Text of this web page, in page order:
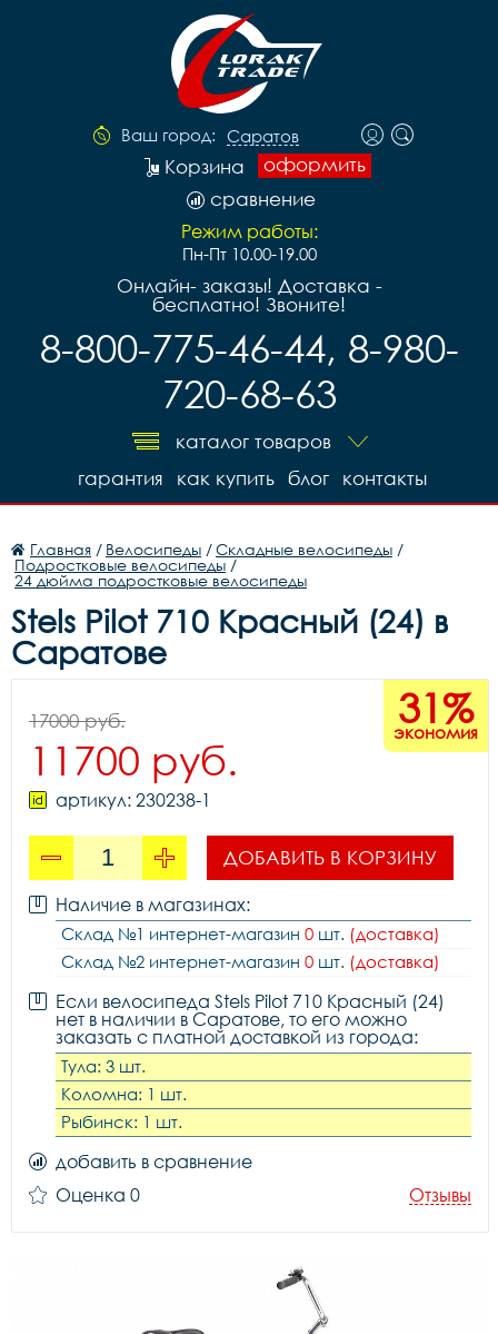
Ваш город: Саратов
оформить
Корзина
сравнение
Режим работы:
Пн-Пт 10.00-19.00
Онлайн- заказы! Доставка -
бесплатно! Звоните!
8-800-775-46-44, 8-980-
720-68-63
каталог товаров
контакты
блог
как купить
гарантия
Главная / Велосипеды /Складные велосипеды /
Подростковые велосипеды /
24 дюйма подростковые велосипеды
Stels Pilot 710 Красный (24) в
Саратове
31%
экономия
17000 руб.
11700 руб.
артикул: 230238-1
ДОБАВИТЬ В КОРЗИНУ
Наличие в магазинах:
Склад №1 интернет-магазин 0 шт. (доставка)
Склад №2 интернет-магазин 0 шт. (доставка)
Если велосипеда Stels Pilot 710 Красный (24)
нет в наличии в Саратове, то его можно
заказать с платной доставкой из города:
Тула: 3 шт.
Коломна: 1 шт.
Рыбинск: 1 шт.
добавить в сравнение
Оценка 0
Отзывы